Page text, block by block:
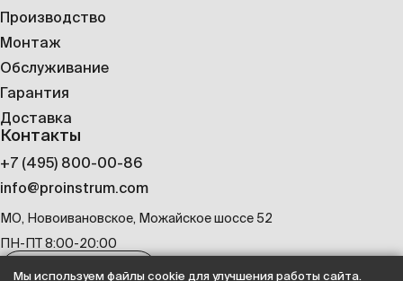
Производство
Монтаж
Обслуживание
Гарантия
Доставка
Контакты
+7 (495) 800-00-86
info@proinstrum.com
МО, Новоивановское, Можайское шоссе 52
ПН-ПТ 8:00-20:00
Оставить заявку
Мы используем файлы cookie для улучшения работы сайта.